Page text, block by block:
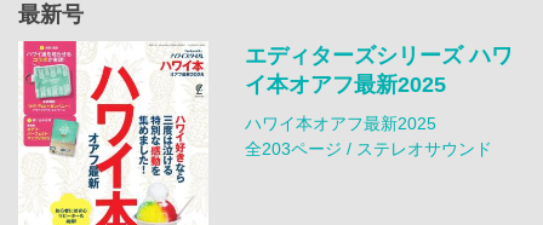
最新号
エディターズシリーズ ハワ
イ本オアフ最新2025
ハワイ本オアフ最新2025
全203ページ / ステレオサウンド